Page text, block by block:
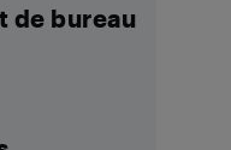
de bureau